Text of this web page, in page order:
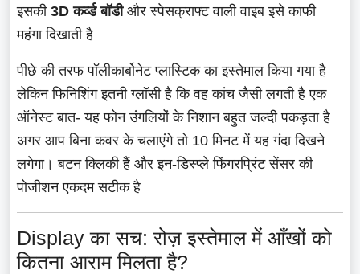
इसकी 3D कर्व्ड बॉडीऔर स्पेसक्राफ्ट वाली वाइब इसे काफी
महंगा दिखाती है
पीछे की तरफ पॉलीकार्बोनेट प्लास्टिक का इस्तेमाल किया गया है
लेकिन फिनिशिंग इतनी ग्लॉसी है कि वह कांच जैसी लगती है एक
ऑनेस्ट बात- यह फोन उंगलियों के निशान बहुत जल्दी पकड़ता है
अगर आप बिना कवर के चलाएंगे तो 10 मिनट में यह गंदा दिखने
लगेगा। बटन क्लिकी हैं और इन-डिस्प्ले फिंगरप्रिंट सेंसर की
पोजीशन एकदम सटीक है
Display का सच: रोज़ इस्तेमाल में आँखों को
कितना आराम मिलता है?